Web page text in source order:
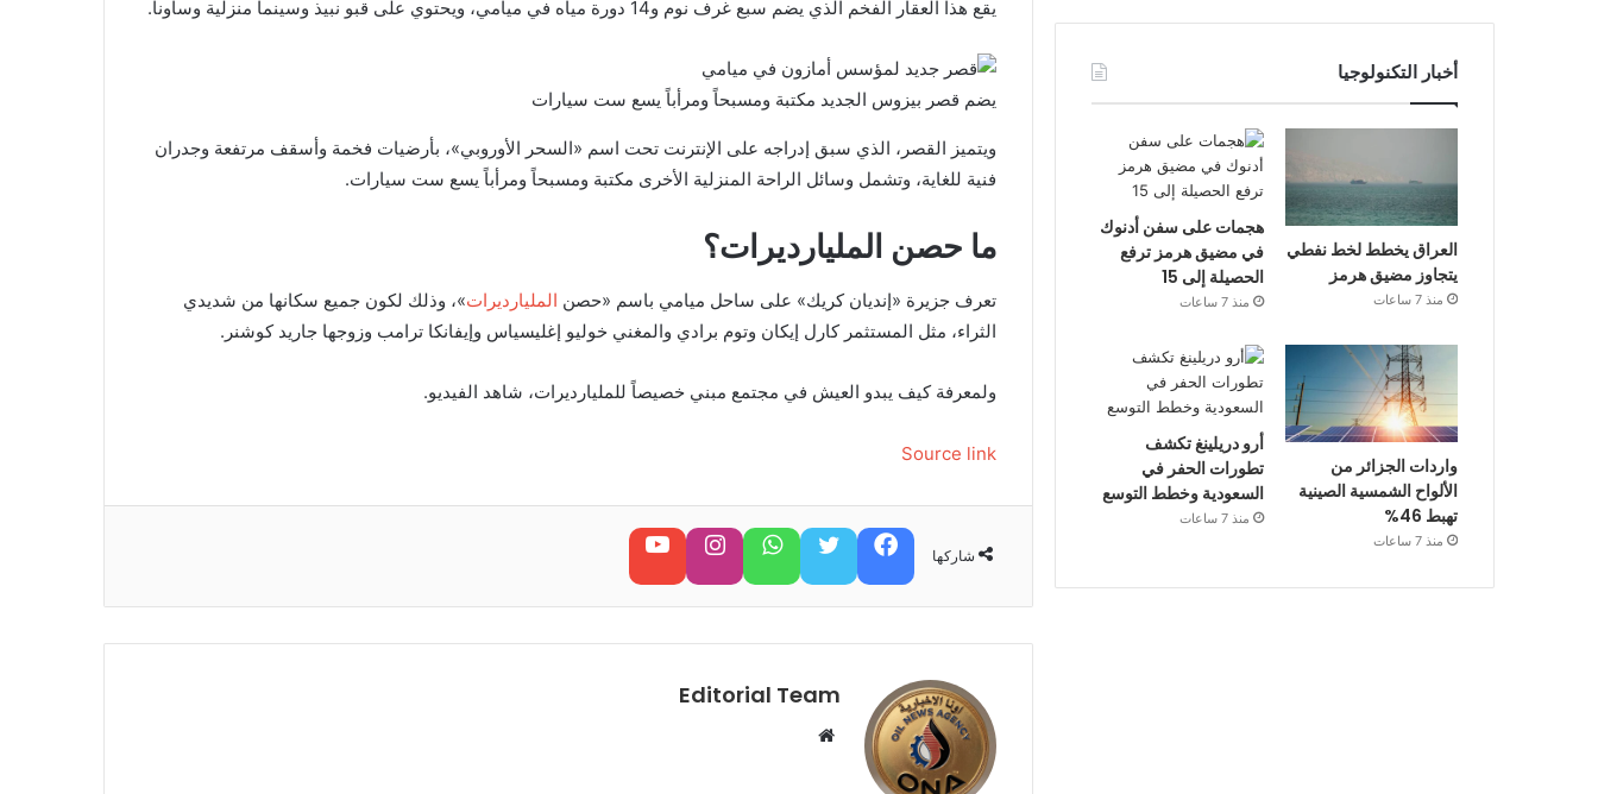
يقع هذا العقار الفخم الذي يضم سبع غرف نوم و14 دورة مياه في ميامي، ويحتوي على قبو نبيذ وسينما منزلية وساونا.
يضم قصر بيزوس الجديد مكتبة ومسبحاً ومرأباً يسع ست سيارات
ويتميز القصر، الذي سبق إدراجه على الإنترنت تحت اسم «السحر الأوروبي»، بأرضيات فخمة وأسقف مرتفعة وجدران
فنية للغاية، وتشمل وسائل الراحة المنزلية الأخرى مكتبة ومسبحاً ومرأباً يسع ست سيارات.
ما حصن المليارديرات؟
تعرف جزيرة «إنديان كريك» على ساحل ميامي باسم «حصن المليارديرات»، وذلك لكون جميع سكانها من شديدي
الثراء، مثل المستثمر كارل إيكان وتوم برادي والمغني خوليو إغليسياس وإيفانكا ترامب وزوجها جاريد كوشنر.
ولمعرفة كيف يبدو العيش في مجتمع مبني خصيصاً للمليارديرات، شاهد الفيديو.
Source link
شاركها فيسبوك تويتر واتساب تابعنا على إنستغرام تابعنا على يوتيوب
Editorial Team
أخبار التكنولوجيا
العراق يخطط لخط نفطي
يتجاوز مضيق هرمز
منذ 7 ساعات
هجمات على سفن أدنوك
في مضيق هرمز ترفع
الحصيلة إلى 15
منذ 7 ساعات
واردات الجزائر من
الألواح الشمسية الصينية
تهبط 46%
منذ 7 ساعات
أرو دريلينغ تكشف
تطورات الحفر في
السعودية وخطط التوسع
منذ 7 ساعات